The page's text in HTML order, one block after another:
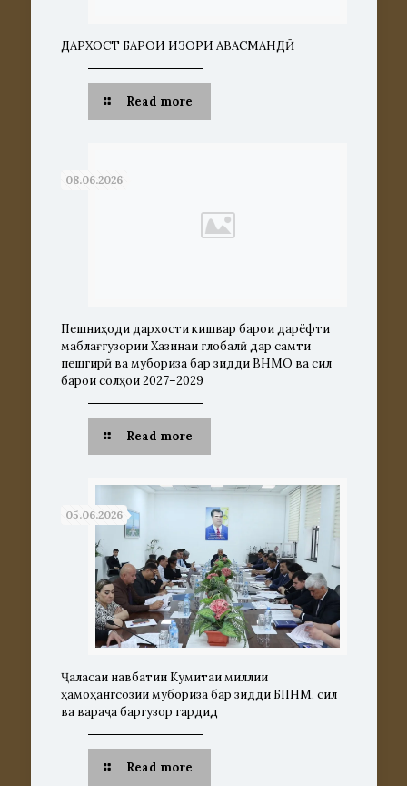
ДАРХОСТ БАРОИ ИЗҲОРИ ҲАВАСМАНДӢ
Read more
08.06.2026
Пешниҳоди дархости кишвар барои дарёфти
маблағгузории Хазинаи глобалӣ дар самти
пешгирӣ ва мубориза бар зидди ВНМО ва сил
барои солҳои 2027–2029
Read more
05.06.2026
Ҷаласаи навбатии Кумитаи миллии
ҳамоҳангсозии мубориза бар зидди БПНМ, сил
ва вараҷа баргузор гардид
Read more